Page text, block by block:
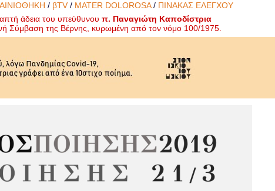
/ βTV / MATER DOLOROSA/ ΠΙΝΑΚΑΣ ΕΛΕΓΧΟΥ
άδεια του υπεύθυνουπ. Παναγιώτη Καποδίστρια
Σύμβαση της Βέρνης, κυρωμένη από τον νόμο 100/1975.